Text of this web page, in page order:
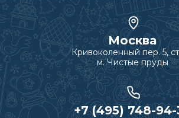
Москва
Кривоколенный пер. 5,
м. Чистые пруды
+7 (495) 748-94-